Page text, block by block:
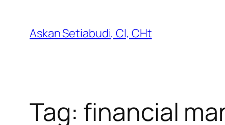
konten
Askan Setiabudi, CI, CHt
Tag: financial